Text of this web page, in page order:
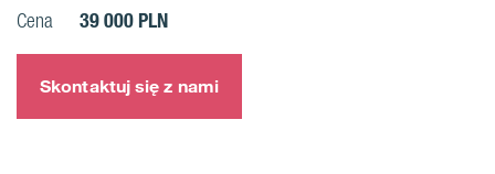
Cena 39 000 PLN
Skontaktuj się z nami